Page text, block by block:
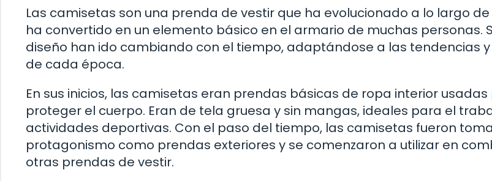
Las camisetas son una prenda de vestir que ha evolucionado a lo largo
ha convertido en un elemento básico en el armario de muchas personas.
diseño han ido cambiando con el tiempo, adaptándose a las tendencias
de cada época.
En sus inicios, las camisetas eran prendas básicas de ropa interior
proteger el cuerpo. Eran de tela gruesa y sin mangas, ideales para el
actividades deportivas. Con el paso del tiempo, las camisetas fueron
protagonismo como prendas exteriores y se comenzaron a utilizar en
otras prendas de vestir.